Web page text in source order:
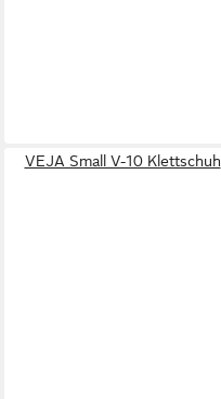
VEJA Small V-10 Klettschuh